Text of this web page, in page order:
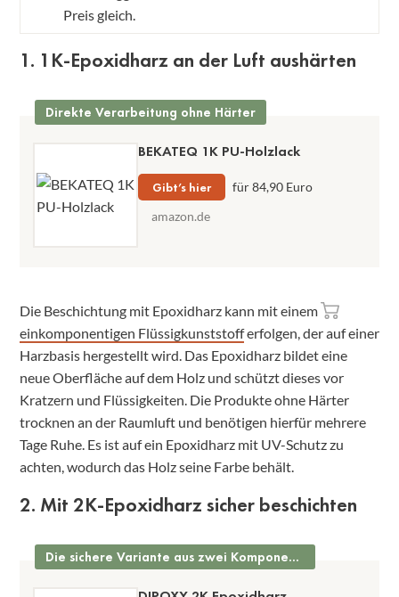
Preis gleich.
1. 1K-Epoxidharz an der Luft aushärten
Direkte Verarbeitung ohne Härter
BEKATEQ 1K PU-Holzlack
Gibt’s hier
für 84,90 Euro
amazon.de
Die Beschichtung mit Epoxidharz kann mit einem
einkomponentigen Flüssigkunststofferfolgen, der auf einer
Harzbasis hergestellt wird. Das Epoxidharz bildet eine
neue Oberfläche auf dem Holz und schützt dieses vor
Kratzern und Flüssigkeiten. Die Produkte ohne Härter
trocknen an der Raumluft und benötigen hierfür mehrere
Tage Ruhe. Es ist auf ein Epoxidharz mit UV-Schutz zu
achten, wodurch das Holz seine Farbe behält.
2. Mit 2K-Epoxidharz sicher beschichten
Die sichere Variante aus zwei Komponenten